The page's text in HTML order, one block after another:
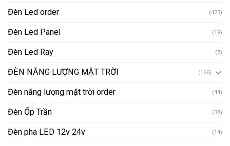
Đèn Led order (423)
Đèn Led Panel (19)
Đèn Led Ray (7)
ĐÈN NĂNG LƯỢNG MẶT TRỜI (166)
Đèn năng lượng mặt trời order (44)
Đèn Ốp Trần (38)
Đèn pha LED 12v 24v (14)